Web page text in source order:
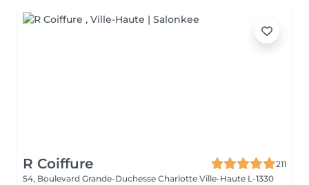
R Coiffure
211
54, Boulevard Grande-Duchesse Charlotte Ville-Haute L-1330